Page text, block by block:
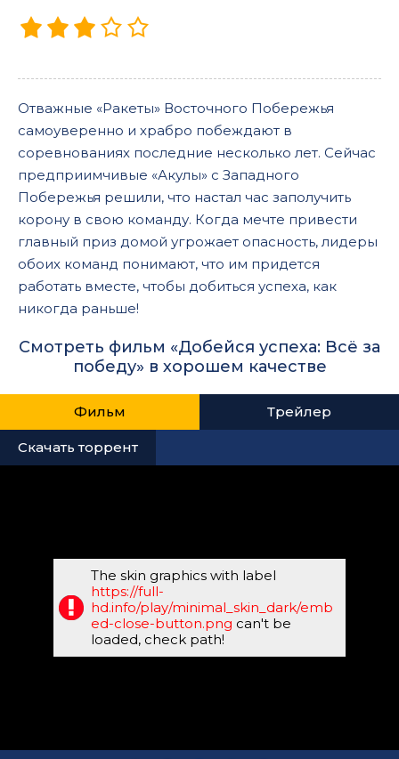
Отважные «Ракеты» Восточного Побережья
самоуверенно и храбро побеждают в
соревнованиях последние несколько лет. Сейчас
предприимчивые «Акулы» с Западного
Побережья решили, что настал час заполучить
корону в свою команду. Когда мечте привести
главный приз домой угрожает опасность, лидеры
обоих команд понимают, что им придется
работать вместе, чтобы добиться успеха, как
никогда раньше!
Смотреть фильм «Добейся успеха: Всё за
победу» в хорошем качестве
Фильм Трейлер
Скачать торрент
The skin graphics with label
https://full-
hd.info/play/minimal_skin_dark/emb
ed-close-button.png can't be
loaded, check path!